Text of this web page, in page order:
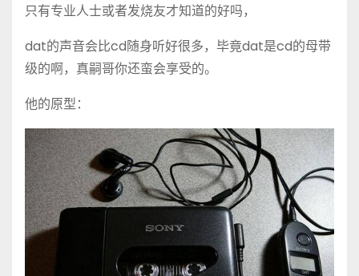
只有专业人士或者发烧友才知道的好吗，
dat的声音会比cd随身听好很多，毕竟dat是cd的母带
级的啊，真嗣哥你还蛮会享受的。
他的原型：